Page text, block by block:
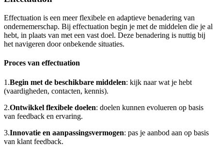
Effectuation is een meer flexibele en adaptieve benadering van
ondernemerschap. Bij effectuation begin je met de middelen die je al
hebt, in plaats van met een vast doel. Deze benadering is nuttig bij
het navigeren door onbekende situaties.
Proces van effectuation
1.Begin met de beschikbare middelen: kijk naar wat je hebt
(vaardigheden, contacten, kennis).
2.Ontwikkel flexibele doelen: doelen kunnen evolueren op basis
van feedback en ervaring.
3.Innovatie en aanpassingsvermogen: pas je aanbod aan op basis
van klant feedback.